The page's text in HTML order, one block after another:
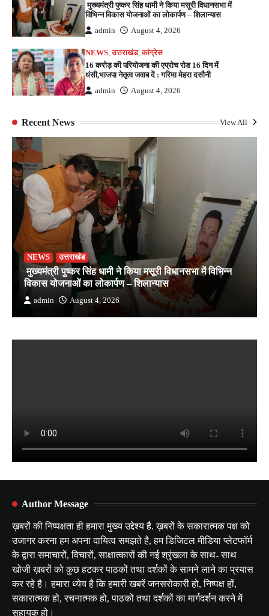
मुख्यमंत्री पुष्कर सिंह धामी ने किया मसूरी विधानसभा में
विभिन्न विकास योजनाओं का लोकार्पण – शिलान्यास
admin August 4, 2026
NEWS,उत्तराखंड,कांग्रेस
16 करोड़ की परियोजना की एप्रोच रोड 16 दिन में
धंसी,भाजपा नेतृत्व जवाब दें : गरिमा मेहरा दसौनी
admin August 4, 2026
Recent News View All
NEWS उत्तराखंड
मुख्यमंत्री पुष्कर सिंह धामी ने किया मसूरी विधानसभा में विभिन्न
विकास योजनाओं का लोकार्पण – शिलान्यास
admin August 4, 2026
Author Message
ख़बरों की निष्पक्षता ही हमारा मुख्य उद्देश्य है. ख़बरों के सकारात्मक पक्ष को
उजागर करना हम अपना दायित्व समझते है, हम डिजिटल मीडिया प्लेटफॉर्म
के द्वारा समाचारों, विचारों, साक्षात्कारों की नई श्रृंखला के साथ- साथ
खोजी ख़बरों को कुछ हटकर पाठकों तथा दर्शकों के सामने लाने का प्रयास
कर रहे है। हमारा ध्येय है कि हमारी खबरें जनसरोकारी हो, निष्पक्ष हों,
सकारात्मक हो, रचनात्मक हो, पाठकों तथा दर्शकों का मार्गदर्शन करने में
सहायक हो।